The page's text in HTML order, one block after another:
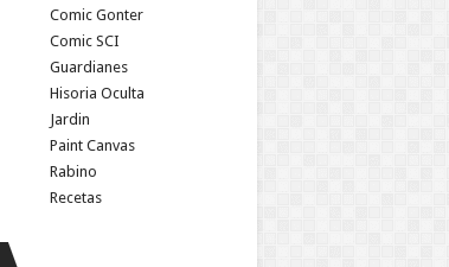
Comic Gonter
Comic SCI
Guardianes
Hisoria Oculta
Jardin
Paint Canvas
Rabino
Recetas